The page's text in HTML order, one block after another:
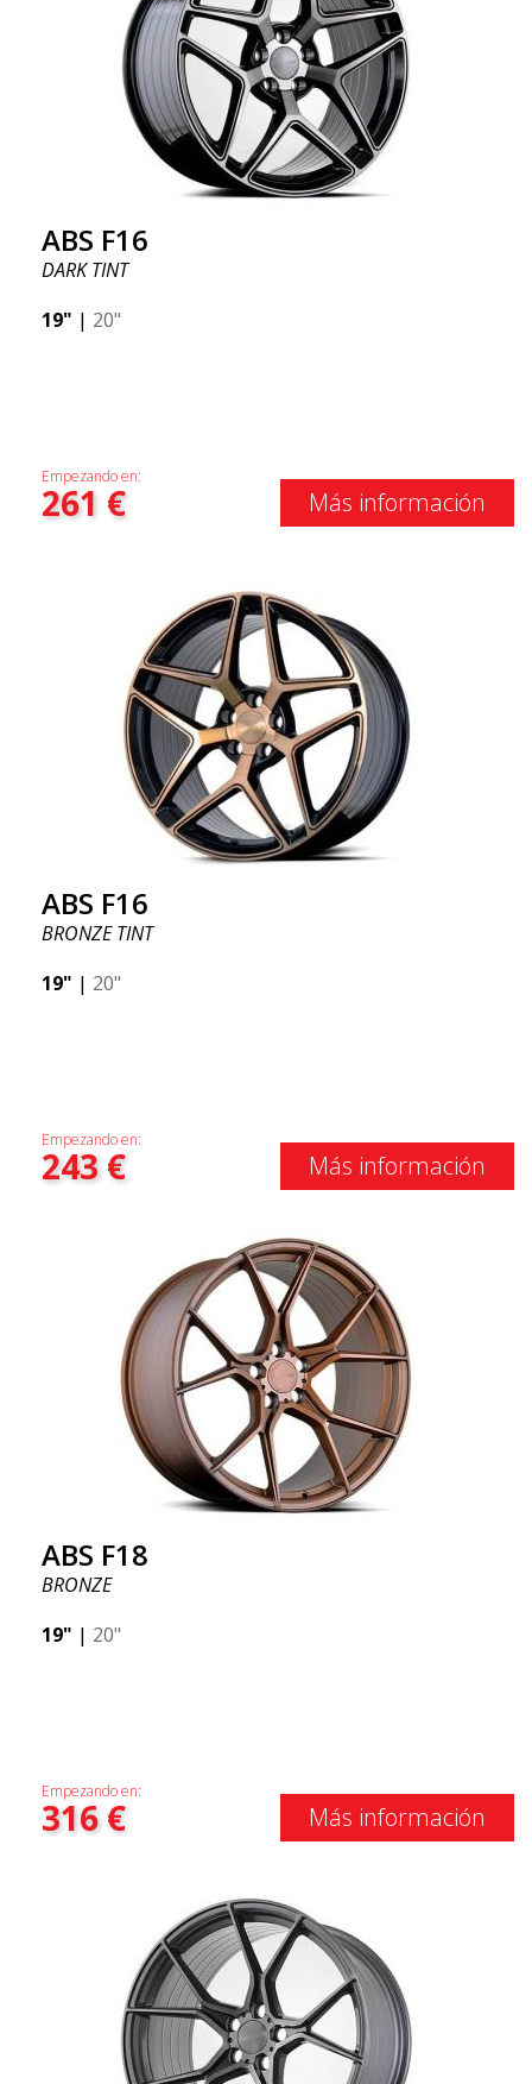
ABS F16
DARK TINT
19" | 20"
Empezando en:
261 € Más información
ABS F16
BRONZE TINT
19" | 20"
Empezando en:
243€ Más información
ABS F18
BRONZE
19" | 20"
Empezando en:
316€ Más información